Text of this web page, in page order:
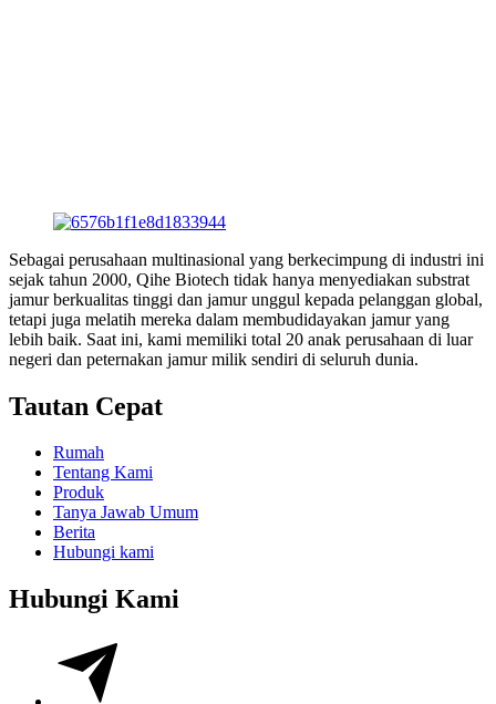
Sebagai perusahaan multinasional yang berkecimpung di industri ini
sejak tahun 2000, Qihe Biotech tidak hanya menyediakan substrat
jamur berkualitas tinggi dan jamur unggul kepada pelanggan global,
tetapi juga melatih mereka dalam membudidayakan jamur yang
lebih baik. Saat ini, kami memiliki total 20 anak perusahaan di luar
negeri dan peternakan jamur milik sendiri di seluruh dunia.
Tautan Cepat
Rumah
Tentang Kami
Produk
Tanya Jawab Umum
Berita
Hubungi kami
Hubungi Kami